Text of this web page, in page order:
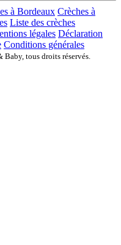
à Bordeaux Crèches à
Liste des crèches
légales Déclaration
Conditions générales
tous droits réservés.